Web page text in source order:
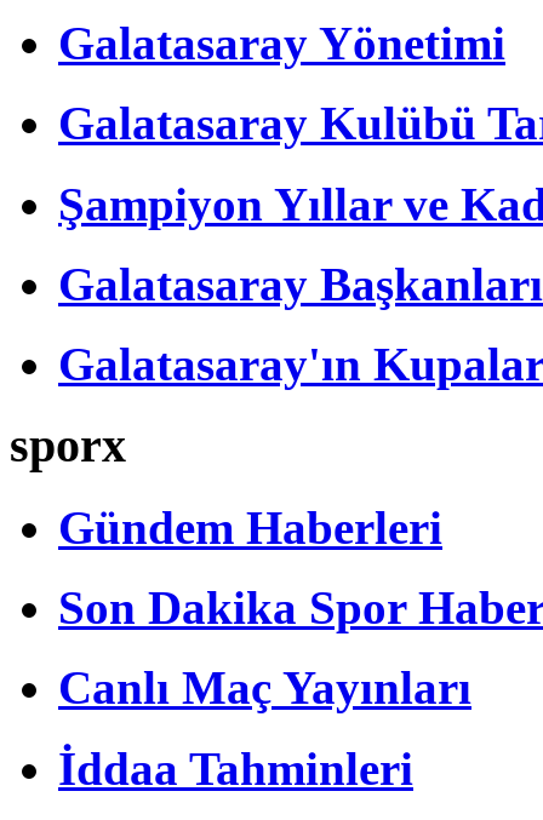
Galatasaray Yönetimi
Galatasaray Kulübü
Şampiyon Yıllar ve
Galatasaray Başkanları
Galatasaray'ın
sporx
Gündem Haberleri
Son Dakika Spor
Canlı Maç Yayınları
İddaa Tahminleri